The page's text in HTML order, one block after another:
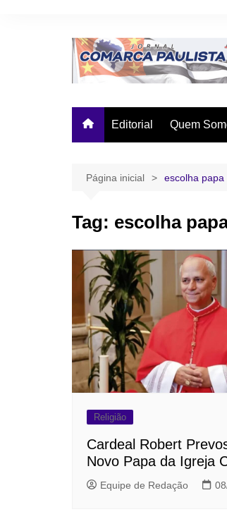
Editorial Quem
Página inicial escolha papa
Tag: escolha
Religião
Cardeal Robert
Novo Papa da Igreja
Equipe de Redação